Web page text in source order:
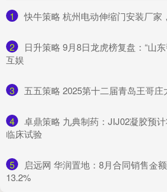
1 快牛策略 杭州电动伸缩门安装厂家
2
日升策略 9月8日龙虎榜复盘：“山
互娱
3 五五策略 2025第十二届青岛王哥
4
卓鼎策略 九典制药：JIJ02凝胶预
临床试验
5
启远网 华润置地：8月合同销售金
13.2%